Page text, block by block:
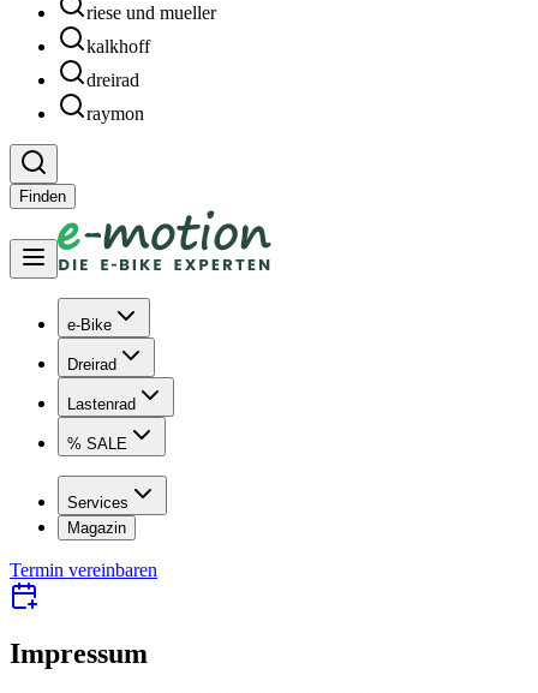
riese und mueller
kalkhoff
dreirad
raymon
Finden
e-Bike
Dreirad
Lastenrad
% SALE
Services
Magazin
Termin vereinbaren
Impressum